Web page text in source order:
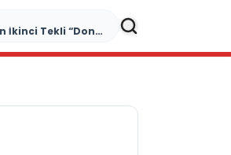
Yonca Samlı ‘dan İkinci Tekli “Donacaksın Sevgilim “ yayımlandı